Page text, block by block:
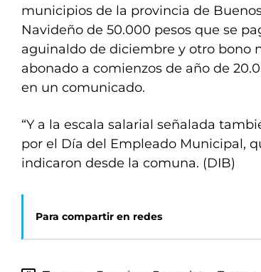
municipios de la provincia de
Navideño de 50.000 pesos que se
aguinaldo de diciembre y otro bono
abonado a comienzos de año de
en un comunicado.
“Y a la escala salarial señalada
por el Día del Empleado Municipal,
indicaron desde la comuna. (DIB)
Para compartir en redes